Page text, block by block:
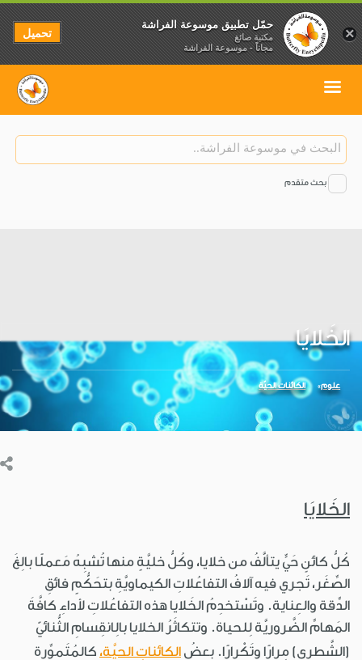
بحث متقدم
الخَلايَا
علوم الكائنات الحيّة
الخَلايَا
كُلُّ كائنٍ حَيٍّ يتألَّفُ من خلايا، وكُلُّ خليَّةٍ منها تُشبِهُ مَعملًا بالِغَ
الصِّغَر، تَجري فيه آلافُ التفاعُلاتِ الكيماويَّةِ بتحَكُّمٍ فائقِ
الدِّقة والعِناية. وتَسْتخدِمُ الخَلايا هذه التفاعُلاتِ لأداءِ كافَّةَ
المَهامِّ الضَّروريَّة لِلحياة. وتتكاثَرُ الخلايا بالِانقِسامِ الثُّنائيّ
(الشَّطري) مِرارًا وتَكْرارًا. بعضُ الكائناتِ الحيَّة، كالمُتَموِّرة
×
حمّل تطبيق موسوعة الفراشة
مكتبة صائغ
مجاناً - موسوعة الفراشة
تحميل